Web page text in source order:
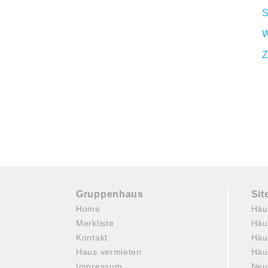
Gruppenhaus
Home
Merkliste
Kontakt
Haus vermieten